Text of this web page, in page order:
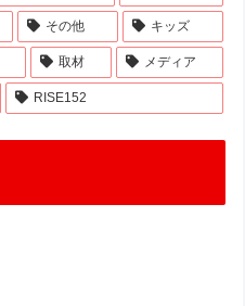
その他 キッズ
取材 メディア
RISE152